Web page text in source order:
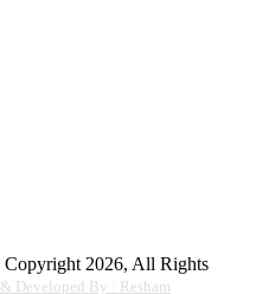
2026, All Rights
Developed By : Resham